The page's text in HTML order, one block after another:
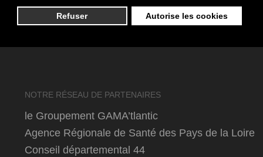
Refuser Autorise les cookies
Les locatifs
Les formalités
NOTRE RÉSEAU DE PARTENAIRES
le Groupement GAMA’tlantic
Agence Régionale de Santé des Pays de la Loire
Conseil départemental 44